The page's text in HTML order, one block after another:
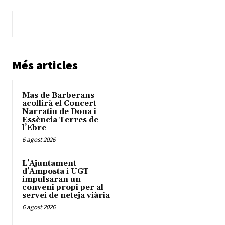
Més articles
Mas de Barberans
acollirà el Concert
Narratiu de Dona i
Essència Terres de
l’Ebre
6 agost 2026
L’Ajuntament
d’Amposta i UGT
impulsaran un
conveni propi per al
servei de neteja viària
6 agost 2026